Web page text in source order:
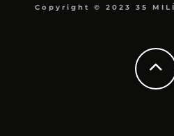
Copyright © 2023 35